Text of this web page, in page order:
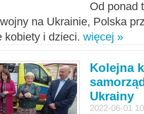
Od ponad
na Ukrainie, Polska
kobiety i dzieci. więcej »
Kolejna
Ukrainy
2022-06-01